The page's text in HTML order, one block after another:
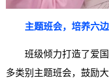
主题班会，培养六边
班级倾力打造了爱
多类别主题班会，鼓励